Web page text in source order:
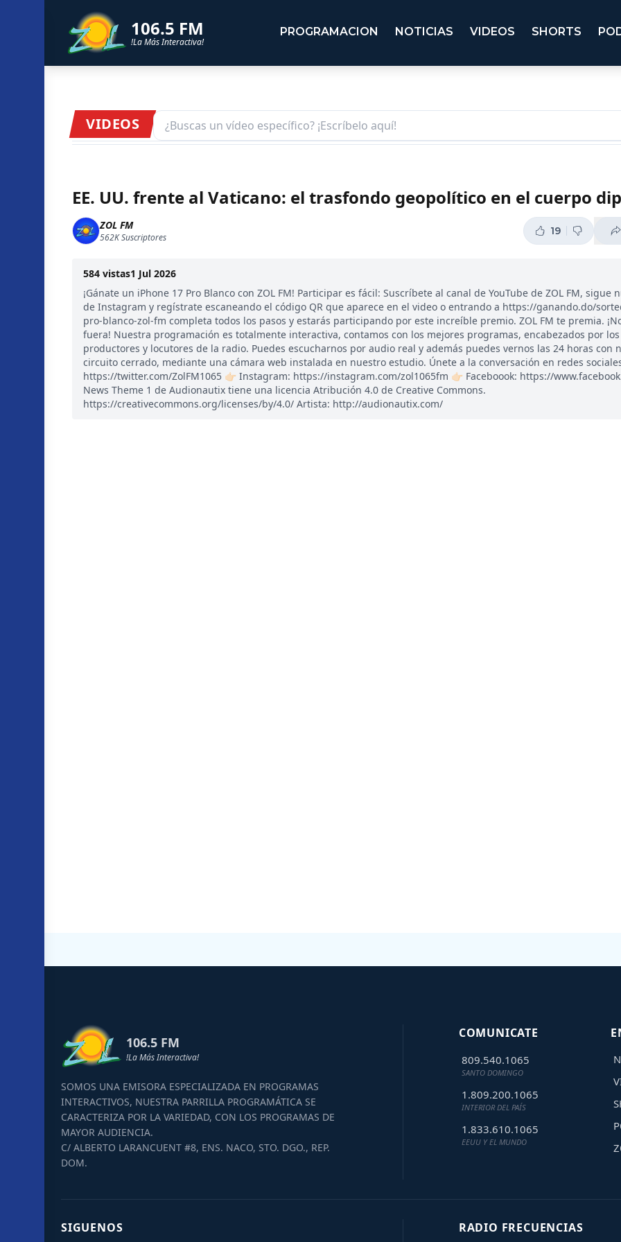
106.5 FM
!La Más Interactiva!
PROGRAMACION NOTICIAS VIDEOS SHORTS
VIDEOS
EE. UU. frente al Vaticano: el trasfondo geopolítico en el cuerpo
ZOL FM
562KSuscriptores
19
584 vistas1 Jul 2026
¡Gánate un iPhone 17 Pro Blanco con ZOL FM! Participar es fácil: Suscríbete al canal de YouTube de ZOL FM, sigue
de Instagram y regístrate escaneando el código QR que aparece en el video o entrando a https://ganando.do/
pro-blanco-zol-fm completa todos los pasos y estarás participando por este increíble premio. ZOL FM te premia.
fuera! Nuestra programación es totalmente interactiva, contamos con los mejores programas, encabezados por
productores y locutores de la radio. Puedes escucharnos por audio real y además puedes vernos las 24 horas con
circuito cerrado, mediante una cámara web instalada en nuestro estudio. Únete a la conversación en redes sociales:
https://twitter.com/ZolFM1065 👉🏻 Instagram: https://instagram.com/zol1065fm 👉🏻 Faceboook: https://
News Theme 1 de Audionautix tiene una licencia Atribución 4.0 de Creative Commons.
https://creativecommons.org/licenses/by/4.0/ Artista: http://audionautix.com/
106.5 FM
!La Más Interactiva!
SOMOS UNA EMISORA ESPECIALIZADA EN PROGRAMAS
INTERACTIVOS, NUESTRA PARRILLA PROGRAMÁTICA SE
CARACTERIZA POR LA VARIEDAD, CON LOS PROGRAMAS DE
MAYOR AUDIENCIA.
C/ ALBERTO LARANCUENT #8, ENS. NACO, STO. DGO., REP.
DOM.
COMUNICATE
809.540.1065
SANTO DOMINGO
1.809.200.1065
INTERIOR DEL PAÍS
1.833.610.1065
EEUU Y EL MUNDO
SIGUENOS RADIO FRECUENCIAS